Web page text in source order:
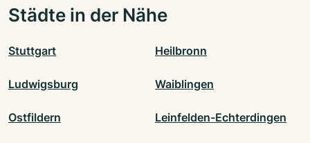
Städte in der Nähe
Stuttgart Heilbronn
Ludwigsburg Waiblingen
Ostfildern Leinfelden-Echterdingen